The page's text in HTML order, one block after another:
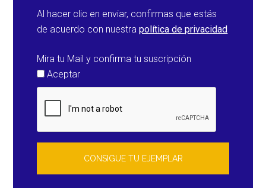
Al hacer clic en enviar, confirmas que estás
de acuerdo con nuestrapolítica de privacidad
Mira tu Mail y confirma tu suscripción
Aceptar